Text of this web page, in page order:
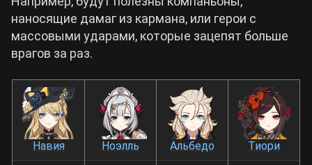
наносящие дамаг из кармана, или герои с
массовыми ударами, которые зацепят больше
врагов за раз.
Навия Ноэлль Альбедо Тиори